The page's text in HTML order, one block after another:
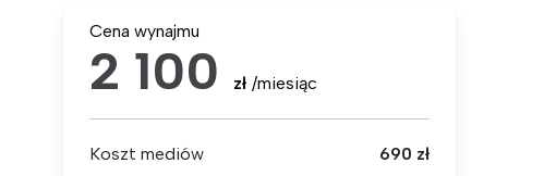
Cena wynajmu
2 100 zł /miesiąc
Koszt mediów 690 zł